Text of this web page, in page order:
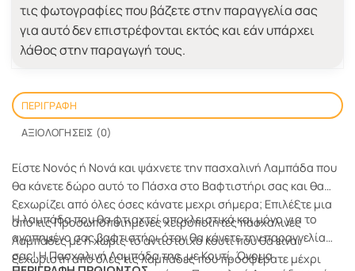
τις φωτογραφίες που βάζετε στην παραγγελία σας
για αυτό δεν επιστρέφονται εκτός και εάν υπάρχει
λάθος στην παραγωγή τους.
ΠΕΡΙΓΡΑΦΉ
ΑΞΙΟΛΟΓΉΣΕΙΣ (0)
Είστε Νονός ή Νονά και ψάχνετε την πασχαλινή Λαμπάδα που
θα κάνετε δώρο αυτό το Πάσχα στο Βαφτιστήρι σας και θα
ξεχωρίζει από όλες όσες κάνατε μεχρι σήμερα; Επιλέξτε μια
από τις Προσωποποιημένες χειροποίητες πασχαλινές
Λαμπάδες με ή χωρίς το αντίστοιχο κουτί που θα είναι
ξεχωριστή από όλες τις λαμπάδες που προσφέρατε μέχρι
Η λαμπάδα που θα φτιαχτεί αποκλειστικά και μόνο για το
αγαπημένο σας βαφτιστήρι όταν θα κάνετε την παραγγελία
σας! H Πασχαλινή Λαμπάδα της, με Κουτί, Όνομα